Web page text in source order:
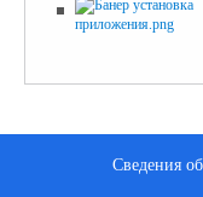
Сведения